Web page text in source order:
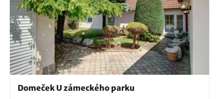
Domeček U zámeckého parku